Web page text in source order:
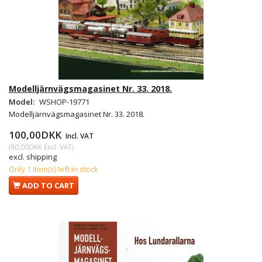
Modelljärnvägsmagasinet Nr. 33. 2018.
Model: WSHOP-19771
Modelljärnvägsmagasinet Nr. 33. 2018.
100,00DKK Incl. VAT
(80,00DKK Excl. VAT)
excl. shipping
Only 1 item(s) left in stock
ADD TO CART